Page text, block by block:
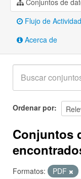
Conjuntos de
Flujo de Actividad
Acerca de
Ordenar por
Conjuntos
Formatos: PDF